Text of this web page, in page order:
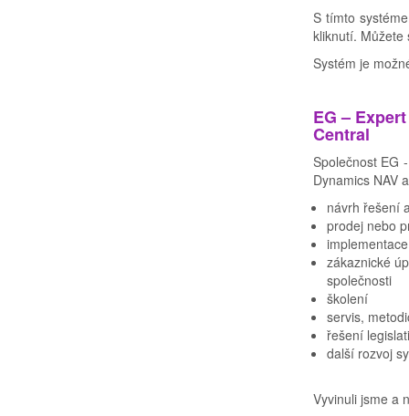
S tímto
kliknutí. Můžete
Systém je
EG –
Central
Společnost EG
Dynamics NAV
návrh řešení
prodej nebo
implementace
zákaznické
společnosti
školení
servis,
řešení
další rozvoj
Vyvinuli jsme a